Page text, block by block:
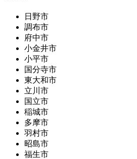
日野市
調布市
府中市
小金井市
小平市
国分寺市
東大和市
立川市
国立市
稲城市
多摩市
羽村市
昭島市
福生市